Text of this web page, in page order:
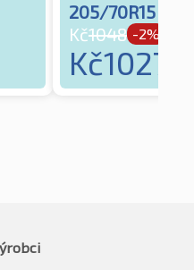
205/70R15 96H
Kč1048 -2%
Kč1027